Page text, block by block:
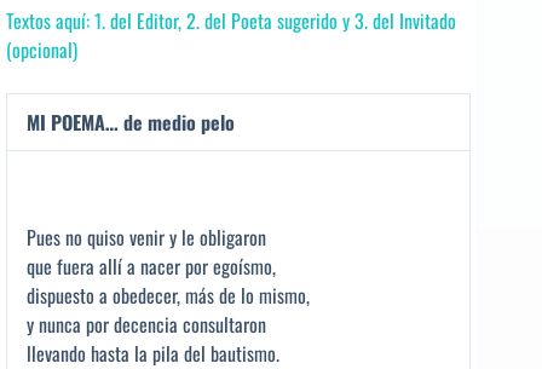
Textos aquí: 1. del Editor, 2. del Poeta sugerido y 3. del Invitado
(opcional)
MI POEMA… de medio pelo
Pues no quiso venir y le obligaron
que fuera allí a nacer por egoísmo,
dispuesto a obedecer, más de lo mismo,
y nunca por decencia consultaron
llevando hasta la pila del bautismo.